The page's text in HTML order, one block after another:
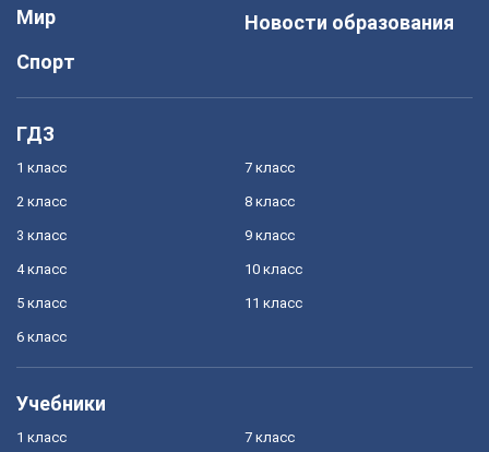
Мир
Спорт
Новости образования
ГДЗ
1 класс
2 класс
3 класс
4 класс
5 класс
6 класс
7 класс
8 класс
9 класс
10 класс
11 класс
Учебники
1 класс 7 класс